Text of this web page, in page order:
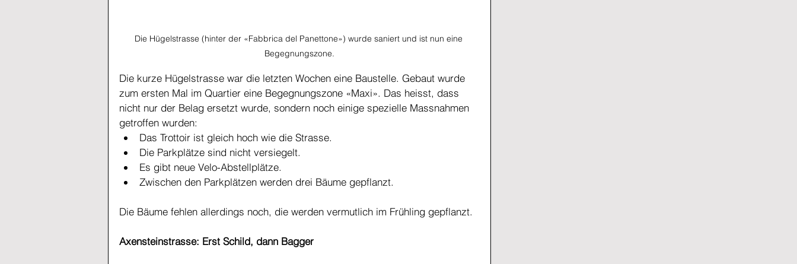
Die Hügelstrasse (hinter der «Fabbrica del Panettone») wurde saniert und ist nun eine
Begegnungszone.
Die kurze Hügelstrasse war die letzten Wochen eine Baustelle. Gebaut wurde
zum ersten Mal im Quartier eine Begegnungszone «Maxi». Das heisst, dass
nicht nur der Belag ersetzt wurde, sondern noch einige spezielle Massnahmen
getroffen wurden:
Das Trottoir ist gleich hoch wie die Strasse.
Die Parkplätze sind nicht versiegelt.
Es gibt neue Velo-Abstellplätze.
Zwischen den Parkplätzen werden drei Bäume gepflanzt.
Die Bäume fehlen allerdings noch, die werden vermutlich im Frühling gepflanzt.
Axensteinstrasse: Erst Schild, dann Bagger